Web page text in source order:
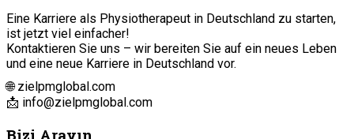
Eine Karriere als Physiotherapeut in Deutschland zu starten,
ist jetzt viel einfacher!
Kontaktieren Sie uns – wir bereiten Sie auf ein neues Leben
und eine neue Karriere in Deutschland vor.
🌐 zielpmglobal.com
📩 info@zielpmglobal.com
Bizi Arayın